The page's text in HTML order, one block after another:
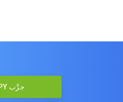
جرِّب MSPY الآن